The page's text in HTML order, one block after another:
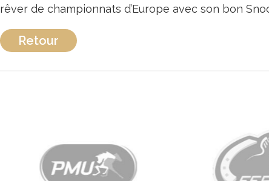
rêver de championnats d’Europe avec son bon
Retour